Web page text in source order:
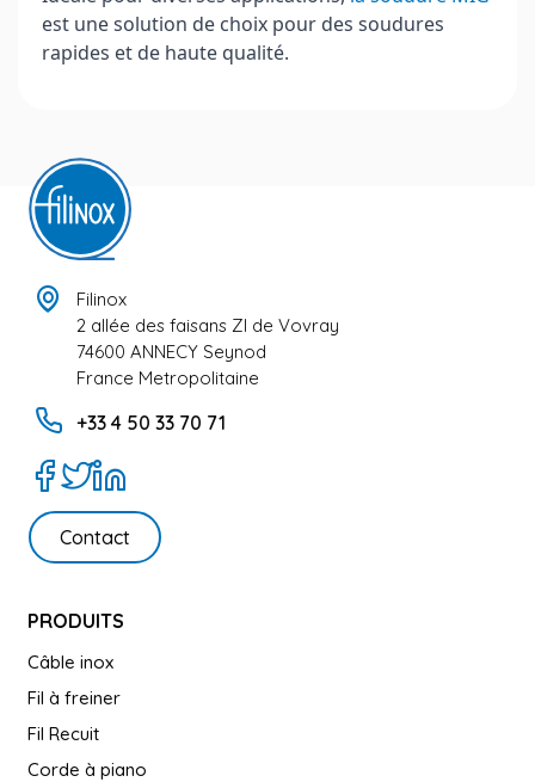
est une solution de choix pour des soudures
rapides et de haute qualité.
Filinox
2 allée des faisans ZI de Vovray
74600 ANNECY Seynod
France Metropolitaine
+33 4 50 33 70 71
Contact
PRODUITS
Câble inox
Fil à freiner
Fil Recuit
Corde à piano